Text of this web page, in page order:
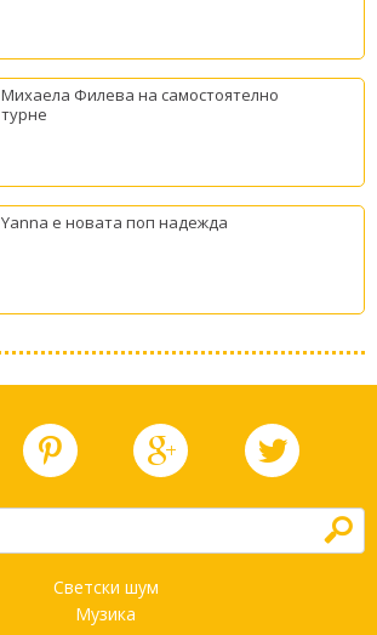
Михаела Филева на самостоятелно
турне
Yanna е новата поп надежда
h
Светски шум
Музика